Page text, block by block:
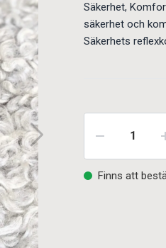
Säkerhet,
säkerhet och
Säkerhets
Finns att